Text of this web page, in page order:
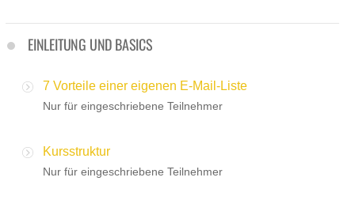
EINLEITUNG UND BASICS
7 Vorteile einer eigenen E-Mail-Liste
Nur für eingeschriebene Teilnehmer
Kursstruktur
Nur für eingeschriebene Teilnehmer